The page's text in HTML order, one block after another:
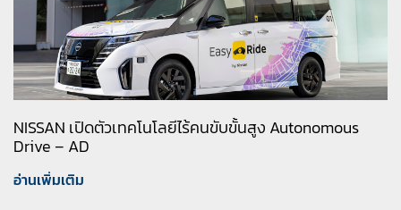
NISSAN เปิดตัวเทคโนโลยีไร้คนขับขั้นสูง Autonomous
Drive – AD
อ่านเพิ่มเติม